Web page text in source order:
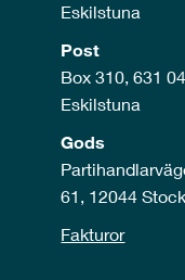
Eskilstuna
Post
Box 310, 631 04
Eskilstuna
Gods
61, 12044
Fakturor